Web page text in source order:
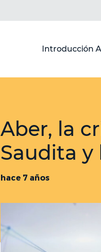
Introducción
Aber, la
Saudita y
hace 7 años